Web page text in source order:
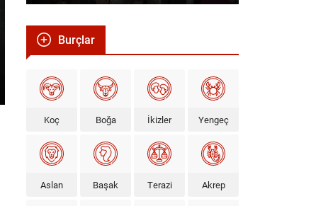
Burçlar
Koç Boğa İkizler Yengeç
Aslan Başak Terazi Akrep